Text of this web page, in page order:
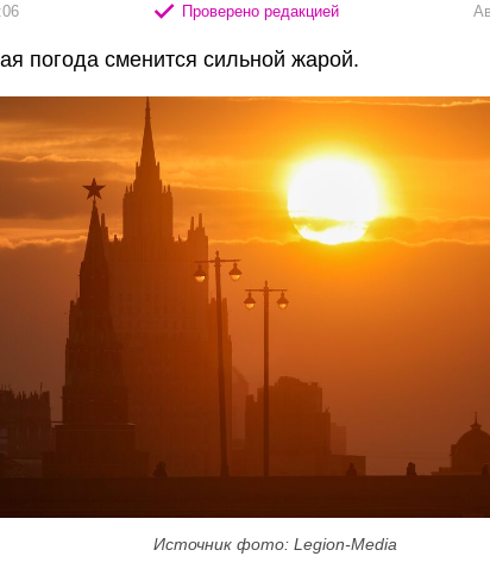
Проверено редакцией
погода сменится сильной жарой.
Источник фото: Legion-Media